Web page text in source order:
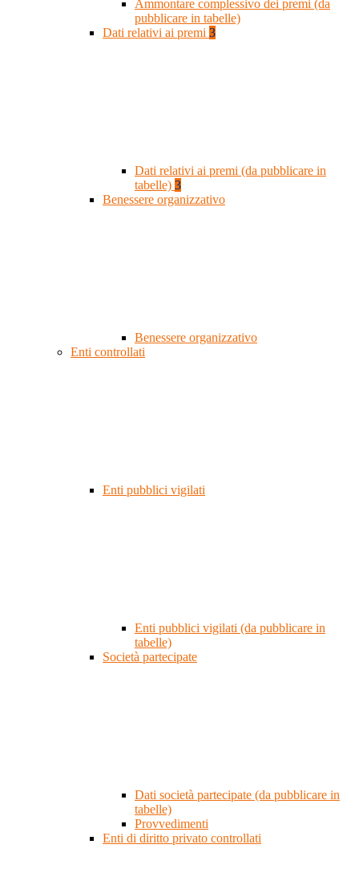
Ammontare complessivo dei premi (da
pubblicare in tabelle)
Dati relativi ai premi 3
Dati relativi ai premi (da pubblicare in
tabelle) 3
Benessere organizzativo
Benessere organizzativo
Enti controllati
Enti pubblici vigilati
Enti pubblici vigilati (da pubblicare in
tabelle)
Società partecipate
Dati società partecipate (da pubblicare in
tabelle)
Provvedimenti
Enti di diritto privato controllati